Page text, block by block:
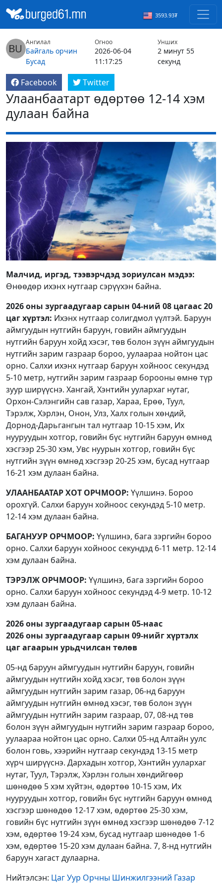
3593.93₮
Ангилал
Байгаль орчин
Бусад
Огноо
2026-06-04
11:17:25
Унших
2 минут 55
секунд
Facebook Twitter
Улаанбаатарт өдөртөө 12-14 хэм
дулаан байна
Малчид, иргэд, тээвэрчдэд зориулсан мэдээ:
Өнөөдөр ихэнх нутгаар сэрүүхэн байна.
2026 оны зургаадугаар сарын 04-ний 08 цагаас 20
цаг хүртэл: Ихэнх нутгаар солигдмол үүлтэй. Баруун
аймгуудын нутгийн баруун, говийн аймгуудын
нутгийн баруун хойд хэсэг, төв болон зүүн аймгуудын
нутгийн зарим газраар бороо, уулаараа нойтон цас
орно. Салхи ихэнх нутгаар баруун хойноос секундэд
5-10 метр, нутгийн зарим газраар борооны өмнө түр
зуур ширүүснэ. Хангай, Хэнтийн уулархаг нутаг,
Орхон-Сэлэнгийн сав газар, Хараа, Ерөө, Туул,
Тэрэлж, Хэрлэн, Онон, Улз, Халх голын хөндий,
Дорнод-Дарьгангын тал нутгаар 10-15 хэм, Их
нууруудын хотгор, говийн бүс нутгийн баруун өмнөд
хэсгээр 25-30 хэм, Увс нуурын хотгор, говийн бүс
нутгийн зүүн өмнөд хэсгээр 20-25 хэм, бусад нутгаар
16-21 хэм дулаан байна.
УЛААНБААТАР ХОТ ОРЧМООР: Үүлшинэ. Бороо
орохгүй. Салхи баруун хойноос секундэд 5-10 метр.
12-14 хэм дулаан байна.
БАГАНУУР ОРЧМООР: Үүлшинэ, бага зэргийн бороо
орно. Салхи баруун хойноос секундэд 6-11 метр. 12-14
хэм дулаан байна.
ТЭРЭЛЖ ОРЧМООР: Үүлшинэ, бага зэргийн бороо
орно. Салхи баруун хойноос секундэд 4-9 метр. 10-12
хэм дулаан байна.
2026 оны зургаадугаар сарын 05-наас
2026 оны зургаадугаар сарын 09-нийг хүртэлх
цаг агаарын урьдчилсан төлөв
05-нд баруун аймгуудын нутгийн баруун, говийн
аймгуудын нутгийн хойд хэсэг, төв болон зүүн
аймгуудын нутгийн зарим газар, 06-нд баруун
аймгуудын нутгийн өмнөд хэсэг, төв болон зүүн
аймгуудын нутгийн зарим газраар, 07, 08-нд төв
болон зүүн аймгуудын нутгийн зарим газраар бороо,
уулаараа нойтон цас орно. Салхи 05-нд Алтайн уулс
болон говь, хээрийн нутгаар секундэд 13-15 метр
хүрч ширүүснэ. Дархадын хотгор, Хэнтийн уулархаг
нутаг, Туул, Тэрэлж, Хэрлэн голын хөндийгөөр
шөнөдөө 5 хэм хүйтэн, өдөртөө 10-15 хэм, Их
нууруудын хотгор, говийн бүс нутгийн баруун өмнөд
хэсгээр шөнөдөө 12-17 хэм, өдөртөө 25-30 хэм,
говийн бүс нутгийн зүүн өмнөд хэсгээр шөнөдөө 7-12
хэм, өдөртөө 19-24 хэм, бусад нутгаар шөнөдөө 1-6
хэм, өдөртөө 15-20 хэм дулаан байна. 7, 8-нд нутгийн
баруун хагаст дулаарна.
Нийтэлсэн: Цаг Уур Орчны Шинжилгээний Газар